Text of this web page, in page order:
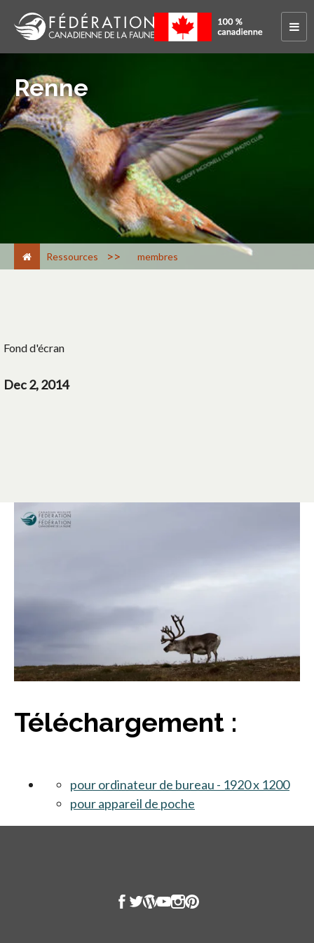
Renne
Ressources > membres
Fond d'écran
Dec 2, 2014
Téléchargement :
pour ordinateur de bureau - 1920 x 1200
pour appareil de poche